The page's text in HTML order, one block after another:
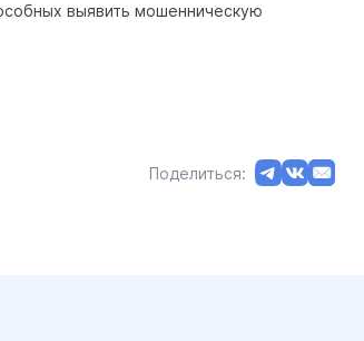
выявить мошенническую
Поделиться: